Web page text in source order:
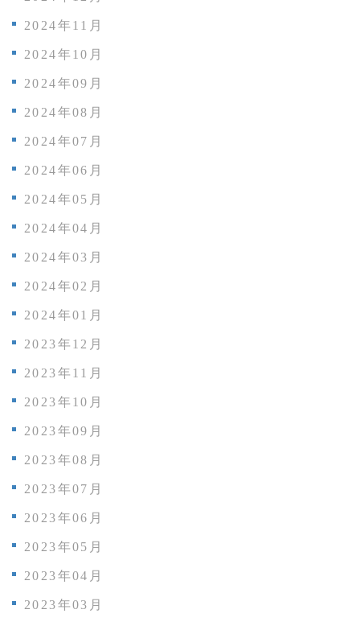
2024年11月
2024年10月
2024年09月
2024年08月
2024年07月
2024年06月
2024年05月
2024年04月
2024年03月
2024年02月
2024年01月
2023年12月
2023年11月
2023年10月
2023年09月
2023年08月
2023年07月
2023年06月
2023年05月
2023年04月
2023年03月